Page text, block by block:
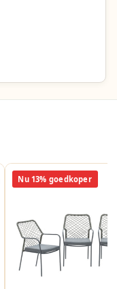
Nu 13% goedkoper